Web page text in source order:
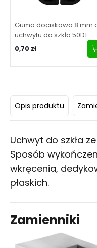
Guma dociskowa 8 mm
uchwytu do szkła 50D1
0,70 zł
Opis produktu
Uchwyt do szkła
Sposób
wkręcenia,
płaskich.
Zamienniki
Kup